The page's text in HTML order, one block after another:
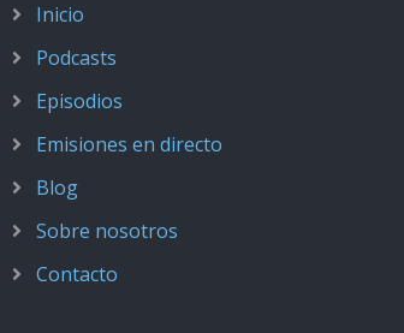
Inicio
Podcasts
Episodios
Emisiones en directo
Blog
Sobre nosotros
Contacto